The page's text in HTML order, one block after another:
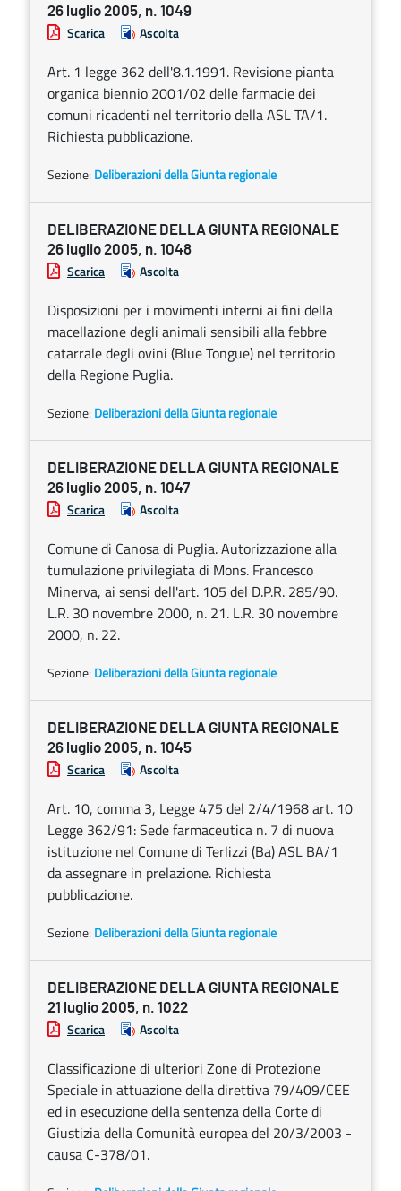
26 luglio 2005, n. 1049
Scarica Ascolta
Art. 1 legge 362 dell'8.1.1991. Revisione pianta
organica biennio 2001/02 delle farmacie dei
comuni ricadenti nel territorio della ASL TA/1.
Richiesta pubblicazione.
Sezione: Deliberazioni della Giunta regionale
DELIBERAZIONE DELLA GIUNTA REGIONALE
26 luglio 2005, n. 1048
Scarica Ascolta
Disposizioni per i movimenti interni ai fini della
macellazione degli animali sensibili alla febbre
catarrale degli ovini (Blue Tongue) nel territorio
della Regione Puglia.
Sezione: Deliberazioni della Giunta regionale
DELIBERAZIONE DELLA GIUNTA REGIONALE
26 luglio 2005, n. 1047
Scarica Ascolta
Comune di Canosa di Puglia. Autorizzazione alla
tumulazione privilegiata di Mons. Francesco
Minerva, ai sensi dell'art. 105 del D.P.R. 285/90.
L.R. 30 novembre 2000, n. 21. L.R. 30 novembre
2000, n. 22.
Sezione: Deliberazioni della Giunta regionale
DELIBERAZIONE DELLA GIUNTA REGIONALE
26 luglio 2005, n. 1045
Scarica Ascolta
Art. 10, comma 3, Legge 475 del 2/4/1968 art. 10
Legge 362/91: Sede farmaceutica n. 7 di nuova
istituzione nel Comune di Terlizzi (Ba) ASL BA/1
da assegnare in prelazione. Richiesta
pubblicazione.
Sezione: Deliberazioni della Giunta regionale
DELIBERAZIONE DELLA GIUNTA REGIONALE
21 luglio 2005, n. 1022
Scarica Ascolta
Classificazione di ulteriori Zone di Protezione
Speciale in attuazione della direttiva 79/409/CEE
ed in esecuzione della sentenza della Corte di
Giustizia della Comunità europea del 20/3/2003 -
causa C-378/01.